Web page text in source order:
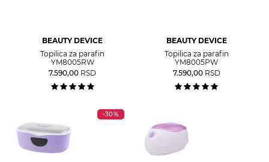
BEAUTY DEVICE
Topilica za parafin
YM8005RW
7.590,00 RSD
BEAUTY DEVICE
Topilica za parafin
YM8005PW
7.590,00 RSD
-30%